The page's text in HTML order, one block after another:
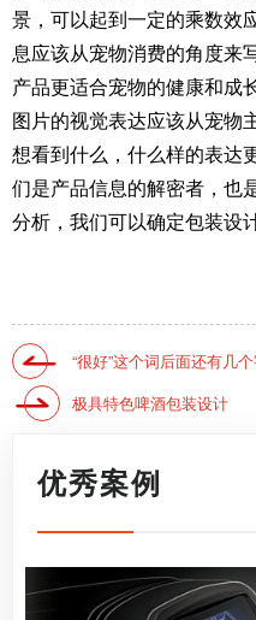
景，可以起到一定的乘数效
息应该从宠物消费的角度来
产品更适合宠物的健康和成
图片的视觉表达应该从宠物
想看到什么，什么样的表达
们是产品信息的解密者，也
分析，我们可以确定包装设
“很好”这个词后面还有几
极具特色啤酒包装设计
优秀案例